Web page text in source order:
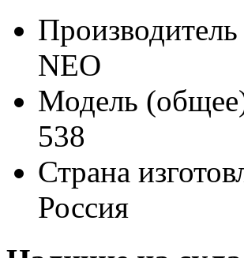
NEO
Модель
538
Страна
Россия